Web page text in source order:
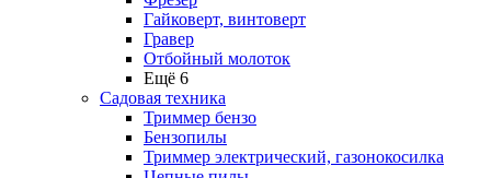
Гайковерт, винтоверт
Гравер
Отбойный молоток
Ещё 6
Садовая техника
Триммер бензо
Бензопилы
Триммер электрический, газонокосилка